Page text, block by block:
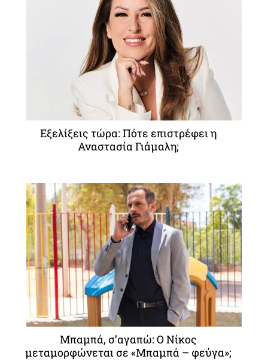
Εξελίξεις τώρα: Πότε επιστρέφει η
Αναστασία Γιάμαλη;
Μπαμπά, σ’αγαπώ: O Νίκος
μεταμορφώνεται σε «Μπαμπά – φεύγα»;